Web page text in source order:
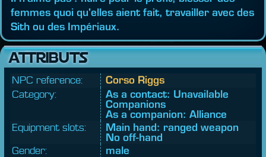
femmes quoi qu'elles aient fait, travailler avec des
Sith ou des Impériaux.
ATTRIBUTS
NPC reference:
Corso Riggs
Category:
As a contact: Unavailable
Companions
As a companion: Alliance
Equipment slots:
Main hand: ranged weapon
No off-hand
Gender:
male